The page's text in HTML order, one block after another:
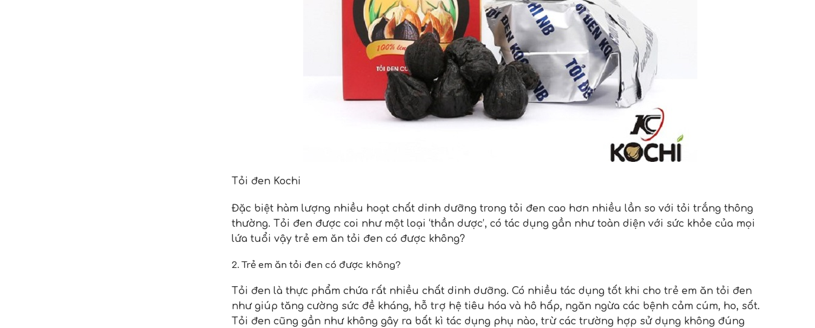
Tỏi đen Kochi
Đặc biệt hàm lượng nhiều hoạt chất dinh dưỡng trong tỏi đen cao hơn nhiều lần so với tỏi trắng thông
thường. Tỏi đen được coi như một loại ‘thần dược’, có tác dụng gần như toàn diện với sức khỏe của mọi
lứa tuổi vậy trẻ em ăn tỏi đen có được không?
2. Trẻ em ăn tỏi đen có được không?
Tỏi đen là thực phẩm chứa rất nhiều chất dinh dưỡng. Có nhiều tác dụng tốt khi cho trẻ em ăn tỏi đen
như giúp tăng cường sức đề kháng, hỗ trợ hệ tiêu hóa và hô hấp, ngăn ngừa các bệnh cảm cúm, ho, sốt.
Tỏi đen cũng gần như không gây ra bất kì tác dụng phụ nào, trừ các trường hợp sử dụng không đúng